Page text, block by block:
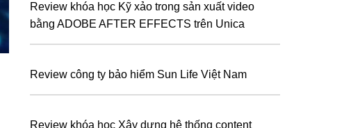
Review khóa học Kỹ xảo trong sản xuất video
bằng ADOBE AFTER EFFECTS trên Unica
Review công ty bảo hiểm Sun Life Việt Nam
Review khóa học Xây dựng hệ thống content